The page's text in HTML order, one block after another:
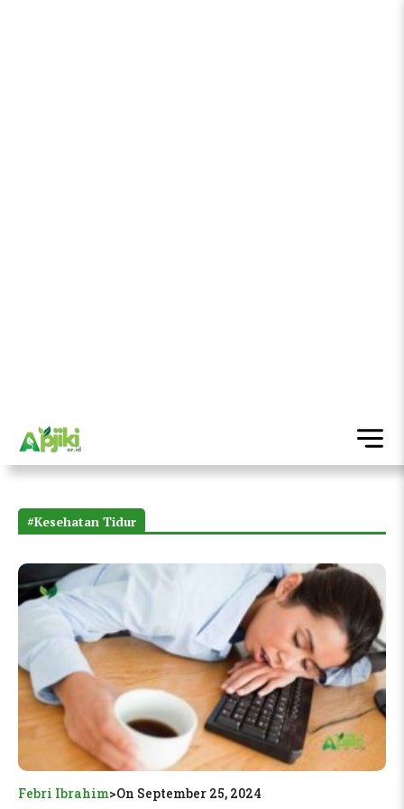
#Kesehatan Tidur
Febri Ibrahim>On September 25, 2024